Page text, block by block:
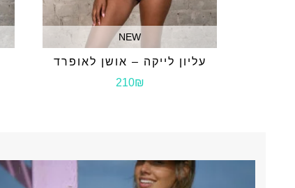
NEW
עליון לייקה – אושן לאופרד
210₪